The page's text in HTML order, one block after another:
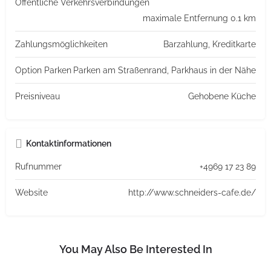
Öffentliche Verkehrsverbindungen
maximale Entfernung 0.1 km
Zahlungsmöglichkeiten Barzahlung, Kreditkarte
Option Parken Parken am Straßenrand, Parkhaus in der Nähe
Preisniveau Gehobene Küche
Kontaktinformationen
Rufnummer +4969 17 23 89
Website http://www.schneiders-cafe.de/
You May Also Be Interested In